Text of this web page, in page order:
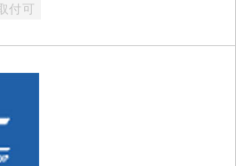
付可